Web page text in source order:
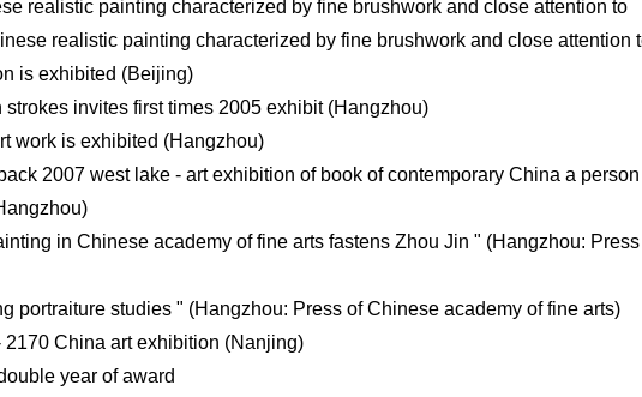
realistic painting characterized by fine brushwork and close attention to
realistic painting characterized by fine brushwork and close attention
is exhibited (Beijing)
invites first times 2005 exhibit (Hangzhou)
work is exhibited (Hangzhou)
2007 west lake - art exhibition of book of contemporary China a
in Chinese academy of fine arts fastens Zhou Jin " (Hangzhou:
portraiture studies " (Hangzhou: Press of Chinese academy of fine arts)
China art exhibition (Nanjing)
year of award